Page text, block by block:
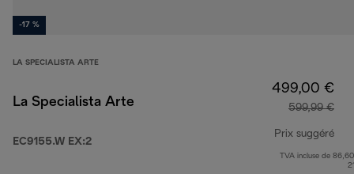
-17 %
LA SPECIALISTA ARTE
La Specialista Arte
EC9155.W EX:2
499,00 €
599,99 €
Prix suggéré
TVA incluse de